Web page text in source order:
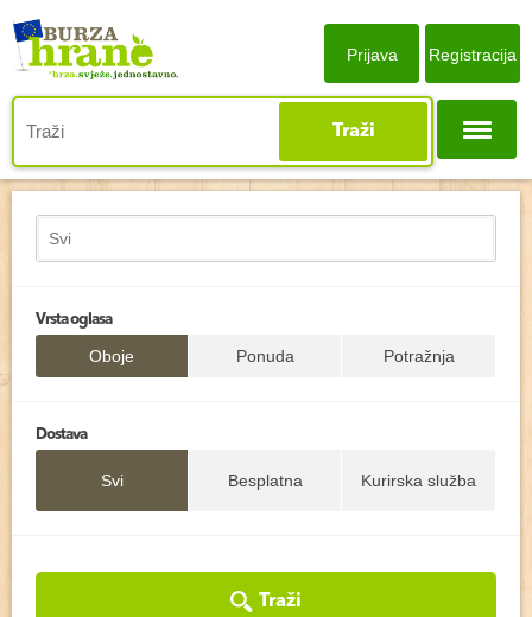
Traži
Prijava Registracija
Vrsta oglasa
Oboje Ponuda Potražnja
Dostava
Svi Besplatna Kurirska služba
Traži